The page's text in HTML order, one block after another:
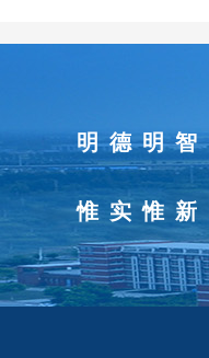
明德明智
惟实惟新